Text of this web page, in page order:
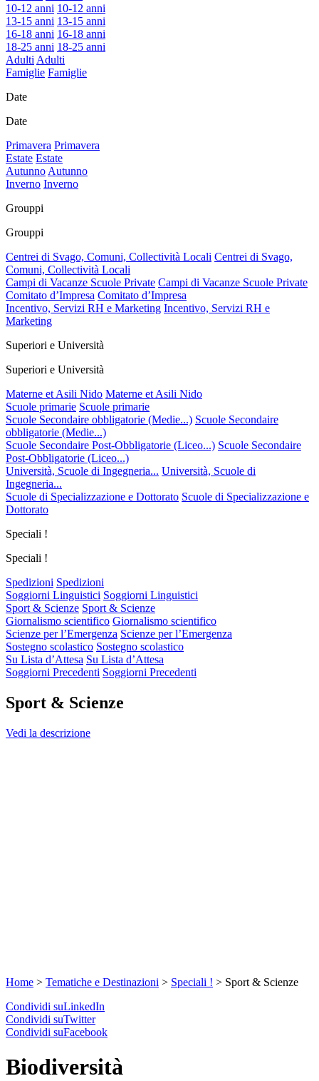
10-12 anni 10-12 anni
13-15 anni 13-15 anni
16-18 anni 16-18 anni
18-25 anni 18-25 anni
Adulti Adulti
Famiglie Famiglie
Date
Date
Primavera Primavera
Estate Estate
Autunno Autunno
Inverno Inverno
Grouppi
Grouppi
Centrei di Svago, Comuni, Collectività Locali Centrei di Svago,
Comuni, Collectività Locali
Campi di Vacanze Scuole Private Campi di Vacanze Scuole Private
Comitato d’Impresa Comitato d’Impresa
Incentivo, Servizi RH e Marketing Incentivo, Servizi RH e
Marketing
Superiori e Università
Superiori e Università
Materne et Asili Nido Materne et Asili Nido
Scuole primarie Scuole primarie
Scuole Secondaire obbligatorie (Medie...) Scuole Secondaire
obbligatorie (Medie...)
Scuole Secondaire Post-Obbligatorie (Liceo...) Scuole Secondaire
Post-Obbligatorie (Liceo...)
Università, Scuole di Ingegneria... Università, Scuole di
Ingegneria...
Scuole di Specializzazione e Dottorato Scuole di Specializzazione e
Dottorato
Speciali !
Speciali !
Spedizioni Spedizioni
Soggiorni Linguistici Soggiorni Linguistici
Sport & Scienze Sport & Scienze
Giornalismo scientifico Giornalismo scientifico
Scienze per l’Emergenza Scienze per l’Emergenza
Sostegno scolastico Sostegno scolastico
Su Lista d’Attesa Su Lista d’Attesa
Soggiorni Precedenti Soggiorni Precedenti
Sport & Scienze
Vedi la descrizione
Home > Tematiche e Destinazioni > Speciali ! > Sport & Scienze
Condividi suLinkedIn
Condividi suTwitter
Condividi suFacebook
Biodiversità